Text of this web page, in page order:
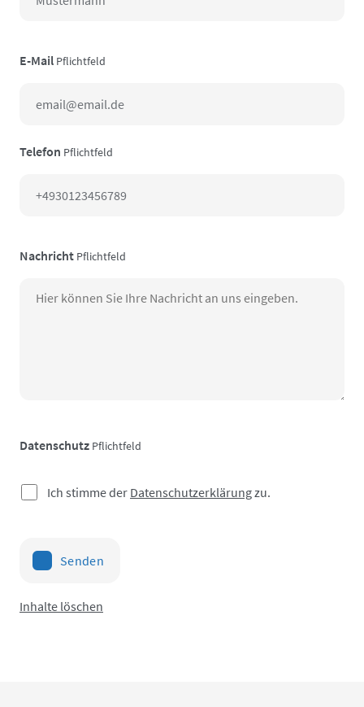
E-Mail Pflichtfeld
Telefon Pflichtfeld
Nachricht Pflichtfeld
Datenschutz Pflichtfeld
Ich stimme der Datenschutzerklärungzu.
Senden
Inhalte löschen